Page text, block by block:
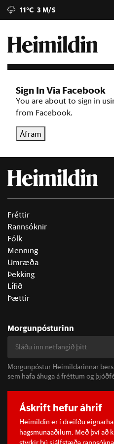
11°C 3 M/S
Sign In Via Facebook
You are about to sign in
from Facebook.
Áfram
Fréttir
Rannsóknir
Fólk
Menning
Umræða
Þekking
Lífið
Þættir
Morgunpósturinn
Morgunpóstur Heimildarinnar
sem hafa áhuga á fréttum og
Áskrift hefur áhrif
Heimildin er í dreifðu
hagsmunaaðilum. Með því að